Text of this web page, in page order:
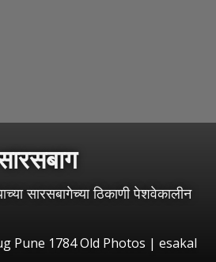
सारसबागेच्या ठिकाणी पेशवेकालीन
Pune 1784 Old Photos | esakal